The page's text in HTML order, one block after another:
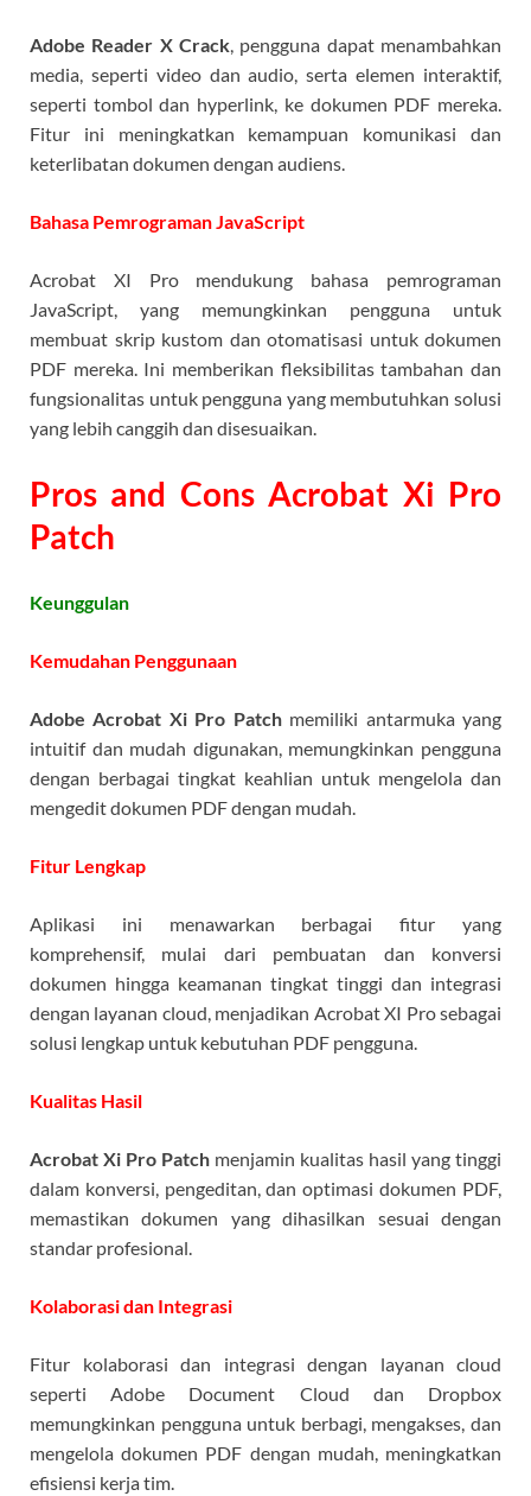
Adobe Reader X Crack, pengguna dapat menambahkan
media, seperti video dan audio, serta elemen interaktif,
seperti tombol dan hyperlink, ke dokumen PDF mereka.
Fitur ini meningkatkan kemampuan komunikasi dan
keterlibatan dokumen dengan audiens.
Bahasa Pemrograman JavaScript
Acrobat XI Pro mendukung bahasa pemrograman
JavaScript, yang memungkinkan pengguna untuk
membuat skrip kustom dan otomatisasi untuk dokumen
PDF mereka. Ini memberikan fleksibilitas tambahan dan
fungsionalitas untuk pengguna yang membutuhkan solusi
yang lebih canggih dan disesuaikan.
Pros and Cons Acrobat Xi Pro
Patch
Keunggulan
Kemudahan Penggunaan
Adobe Acrobat Xi Pro Patchmemiliki antarmuka yang
intuitif dan mudah digunakan, memungkinkan pengguna
dengan berbagai tingkat keahlian untuk mengelola dan
mengedit dokumen PDF dengan mudah.
Fitur Lengkap
Aplikasi ini menawarkan berbagai fitur yang
komprehensif, mulai dari pembuatan dan konversi
dokumen hingga keamanan tingkat tinggi dan integrasi
dengan layanan cloud, menjadikan Acrobat XI Pro sebagai
solusi lengkap untuk kebutuhan PDF pengguna.
Kualitas Hasil
Acrobat Xi Pro Patch menjamin kualitas hasil yang tinggi
dalam konversi, pengeditan, dan optimasi dokumen PDF,
memastikan dokumen yang dihasilkan sesuai dengan
standar profesional.
Kolaborasi dan Integrasi
Fitur kolaborasi dan integrasi dengan layanan cloud
seperti Adobe Document Cloud dan Dropbox
memungkinkan pengguna untuk berbagi, mengakses, dan
mengelola dokumen PDF dengan mudah, meningkatkan
efisiensi kerja tim.